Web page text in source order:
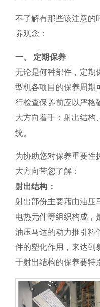
不了解有那些该注意的
养观念：
一、 定期保养
无论是何种部件，定期
型机各项目的保养周期
行检查保养前应以严格
大方向着手：射出结构
统。
为协助您对保养重要性
大方向带您了解：
射出结构：
射出部份主要藉由油压
电热元件等组织构成，
油压马达的动力推引料
件的塑化作用，来达到
于射出结构的保养要特